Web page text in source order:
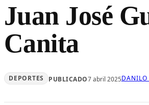
Juan José
Canita
DEPORTES PUBLICADO7 abril 2025DANILO